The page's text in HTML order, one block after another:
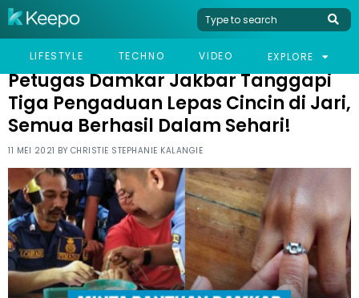
LIFESTYLE TECHNO VIDEO EXPLORE
HOME LIFESTYLE
PETUGAS DAMKAR JAKBAR TANGGAPI TIGA PENGADUAN LEPAS
Petugas Damkar Jakbar Tanggapi
Tiga Pengaduan Lepas Cincin di Jari,
Semua Berhasil Dalam Sehari!
11 MEI 2021 BY CHRISTIE STEPHANIE KALANGIE